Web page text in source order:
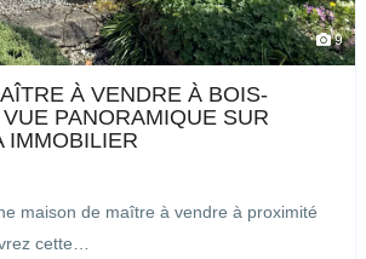
9
À VENDRE À BOIS-
PANORAMIQUE SUR
de maître à vendre à proximité
cette…